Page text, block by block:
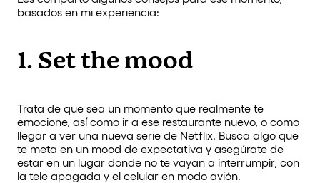
basados en mi experiencia:
1. Set the mood
Trata de que sea un momento que realmente te
emocione, así como ir a ese restaurante nuevo, o como
llegar a ver una nueva serie de Netflix. Busca algo que
te meta en un mood de expectativa y asegúrate de
estar en un lugar donde no te vayan a interrumpir, con
la tele apagada y el celular en modo avión.